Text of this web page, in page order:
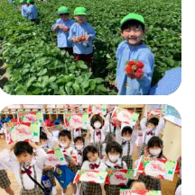
ください
072-793-5381
月~金 10:00-18:00